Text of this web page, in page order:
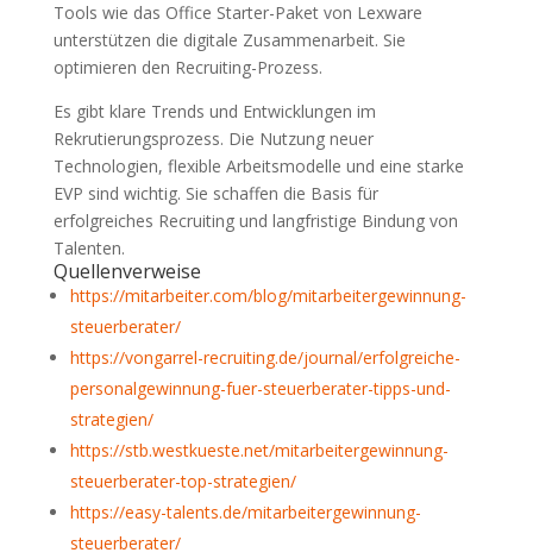
Tools wie das Office Starter-Paket von Lexware
unterstützen die digitale Zusammenarbeit. Sie
optimieren den Recruiting-Prozess.
Es gibt klare Trends und Entwicklungen im
Rekrutierungsprozess. Die Nutzung neuer
Technologien, flexible Arbeitsmodelle und eine starke
EVP sind wichtig. Sie schaffen die Basis für
erfolgreiches Recruiting und langfristige Bindung von
Talenten.
Quellenverweise
https://mitarbeiter.com/blog/mitarbeitergewinnung-
steuerberater/
https://vongarrel-recruiting.de/journal/erfolgreiche-
personalgewinnung-fuer-steuerberater-tipps-und-
strategien/
https://stb.westkueste.net/mitarbeitergewinnung-
steuerberater-top-strategien/
https://easy-talents.de/mitarbeitergewinnung-
steuerberater/